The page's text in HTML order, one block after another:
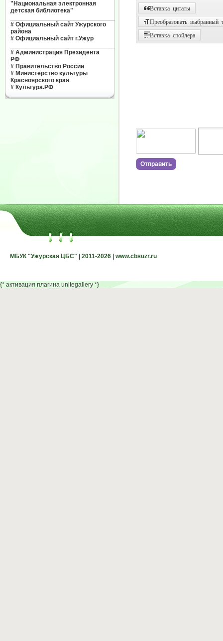
"Национальная электронная
детская библиотека"
# Официальный сайт Ужурского
района
# Официальный сайт г.Ужур
# Администрация Президента
РФ
# Правительство России
# Министерство культуры
Красноярского края
# Культура.РФ
Вставка цитаты
Преобразовать выбранный
Вставка спойлера
МБУК "Ужурская ЦБС" | 2011-2026 | www.cbsuzr.ru
МБУК "Ужурская ЦБС" | 2011-2026 | www.cbsuzr.ru
{* активация плагина unitegallery *}